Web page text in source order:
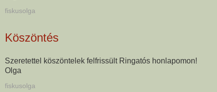
fiskusolga
Köszöntés
Szeretettel köszöntelek felfrissült Ringatós honlapomon!
Olga
fiskusolga